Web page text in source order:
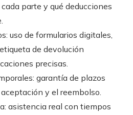
parte y qué deducciones
uso de formularios digitales,
de devolución
precisas.
garantía de plazos
y el reembolso.
asistencia real con tiempos